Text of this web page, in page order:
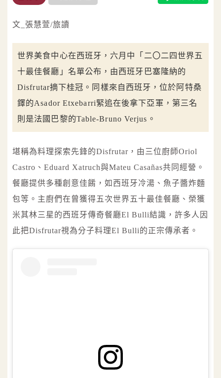
文_張慧萱/旅讀
世界美食中心在西班牙，六月中「二〇二四世界五
十最佳餐廳」名單公布，由西班牙巴塞隆納的
Disfrutar摘下桂冠。同樣來自西班牙，位於阿特桑
鐸的Asador Etxebarri緊追在後拿下亞軍，第三名
則是法國巴黎的Table-Bruno Verjus。
堪稱為料理探索先鋒的Disfrutar，由三位廚師Oriol
Castro、Eduard Xatruch與Mateu Casañas共同經營。
餐廳提供多種創意佳餚，如西班牙冷湯、魚子醬炸麵
包等。主廚們在曾獲得五次世界五十最佳餐廳、榮獲
米其林三星的西班牙傳奇餐廳El Bulli結識，許多人因
此把Disfrutar視為分子料理El Bulli的正宗傳承者。